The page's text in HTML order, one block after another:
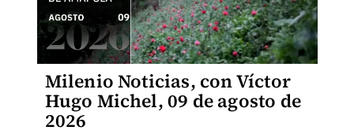
Milenio Noticias, con Víctor
Hugo Michel, 09 de agosto de
2026